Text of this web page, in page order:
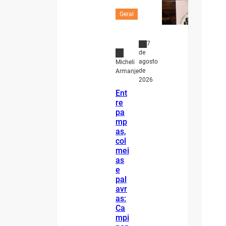
Geral
Micheli
Armanje
7
de
agosto
de
2026
Ent
re
pa
mp
as,
col
mei
as
e
pal
avr
as:
Ca
mpi